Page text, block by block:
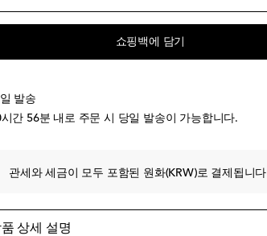
쇼핑백에 담기
발송
간 56분 내로 주문 시 당일 발송이 가능합니다.
관세와 세금이 모두 포함된 원화(KRW)로 결제됩니다
상세 설명